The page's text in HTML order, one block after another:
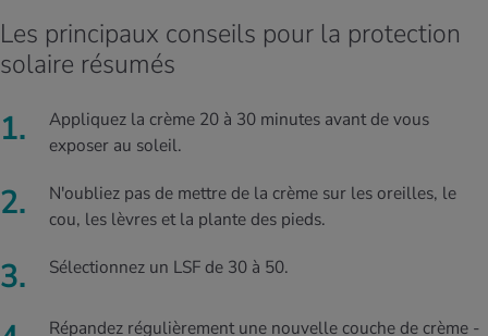
Les principaux conseils pour la protection
solaire résumés
Appliquez la crème 20 à 30 minutes avant de vous
exposer au soleil.
N'oubliez pas de mettre de la crème sur les oreilles, le
cou, les lèvres et la plante des pieds.
Sélectionnez un LSF de 30 à 50.
Répandez régulièrement une nouvelle couche de crème -